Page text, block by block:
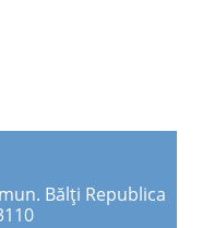
Bălți Republica